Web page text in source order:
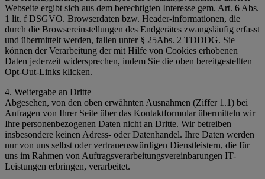
Webseite ergibt sich aus dem berechtigten Interesse gem. Art. 6 Abs.
1 lit. f DSGVO. Browserdaten bzw. Header-informationen, die
durch die Browsereinstellungen des Endgerätes zwangsläufig erfasst
und übermittelt werden, fallen unter § 25Abs. 2 TDDDG. Sie
können der Verarbeitung der mit Hilfe von Cookies erhobenen
Daten jederzeit widersprechen, indem Sie die oben bereitgestellten
Opt-Out-Links klicken.
4. Weitergabe an Dritte
Abgesehen, von den oben erwähnten Ausnahmen (Ziffer 1.1) bei
Anfragen von Ihrer Seite über das Kontaktformular übermitteln wir
Ihre personenbezogenen Daten nicht an Dritte. Wir betreiben
insbesondere keinen Adress- oder Datenhandel. Ihre Daten werden
nur von uns selbst oder vertrauenswürdigen Dienstleistern, die für
uns im Rahmen von Auftragsverarbeitungsvereinbarungen IT-
Leistungen erbringen, verarbeitet.